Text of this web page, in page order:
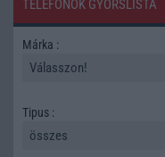
TELEFONOK GYORSLISTA
Márka :
Tipus :